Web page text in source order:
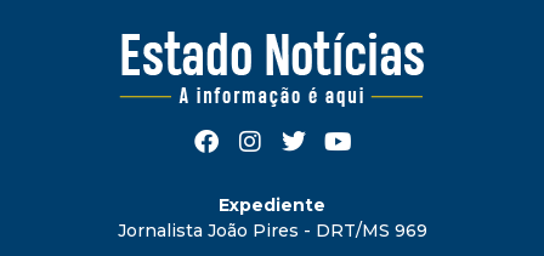
Expediente
Jornalista João Pires - DRT/MS 969